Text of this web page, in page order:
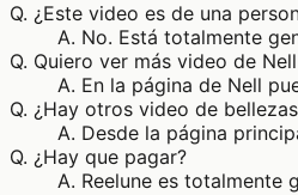
Q. ¿Este video es de una
A. No. Está totalmente
Q. Quiero ver más video de Nell
A. En la página de Nell
Q. ¿Hay otros video de
A. Desde la página
Q. ¿Hay que pagar?
A. Reelune es totalmente